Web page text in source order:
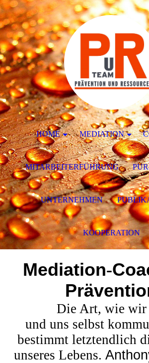
Mediation-
Die Art, wie wir
und uns selbst
bestimmt letztendlich
unseres Lebens.
HOME MEDIATION
MITARBEITERFÜHRUNG
UNTERNEHMEN
KOOPERATION